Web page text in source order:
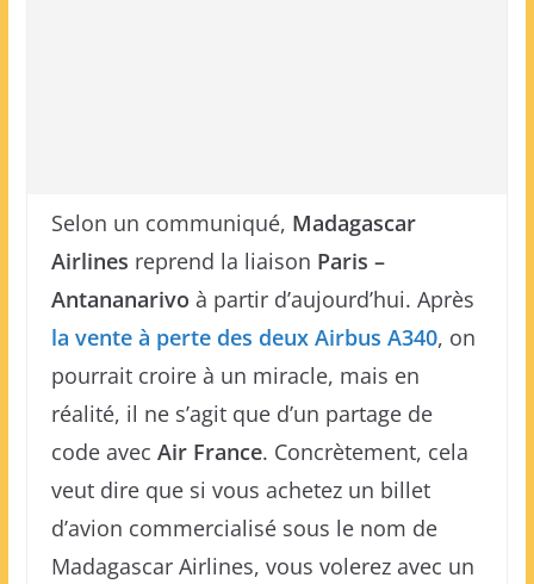
Selon un communiqué, Madagascar
Airlines reprend la liaison Paris –
Antananarivo à partir d’aujourd’hui. Après
la vente à perte des deux Airbus A340, on
pourrait croire à un miracle, mais en
réalité, il ne s’agit que d’un partage de
code avec Air France. Concrètement, cela
veut dire que si vous achetez un billet
d’avion commercialisé sous le nom de
Madagascar Airlines, vous volerez avec un